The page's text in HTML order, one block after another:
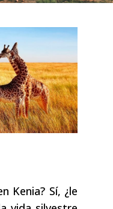
Kenia? Sí, ¿le